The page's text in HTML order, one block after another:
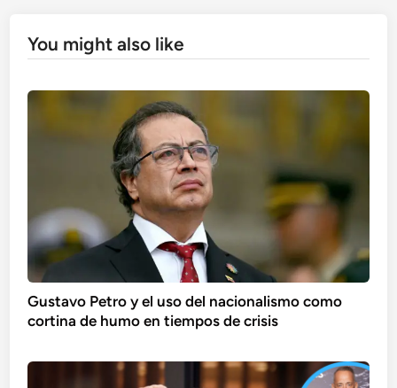
You might also like
Gustavo Petro y el uso del nacionalismo como
cortina de humo en tiempos de crisis